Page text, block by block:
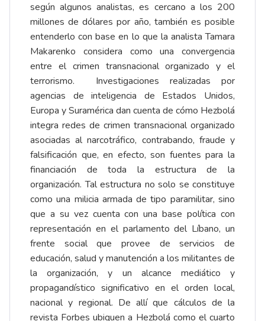
según algunos analistas, es cercano a los 200
millones de dólares por año, también es posible
entenderlo con base en lo que la analista Tamara
Makarenko considera como una convergencia
entre el crimen transnacional organizado y el
terrorismo. Investigaciones realizadas por
agencias de inteligencia de Estados Unidos,
Europa y Suramérica dan cuenta de cómo Hezbolá
integra redes de crimen transnacional organizado
asociadas al narcotráfico, contrabando, fraude y
falsificación que, en efecto, son fuentes para la
financiación de toda la estructura de la
organización. Tal estructura no solo se constituye
como una milicia armada de tipo paramilitar, sino
que a su vez cuenta con una base política con
representación en el parlamento del Líbano, un
frente social que provee de servicios de
educación, salud y manutención a los militantes de
la organización, y un alcance mediático y
propagandístico significativo en el orden local,
nacional y regional. De allí que cálculos de la
revista Forbes ubiquen a Hezbolá como el cuarto